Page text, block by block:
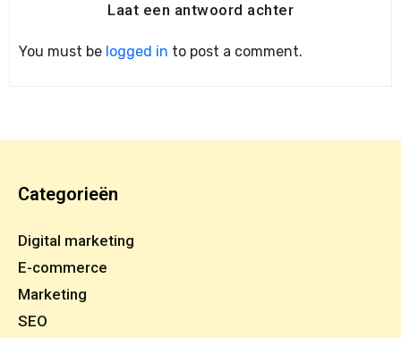
Laat een antwoord achter
You must be logged in to post a comment.
Categorieën
Digital marketing
E-commerce
Marketing
SEO